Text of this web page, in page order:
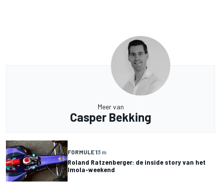
Meer van
Casper Bekking
FORMULE 13 m
Roland Ratzenberger: de inside story van het
Imola-weekend